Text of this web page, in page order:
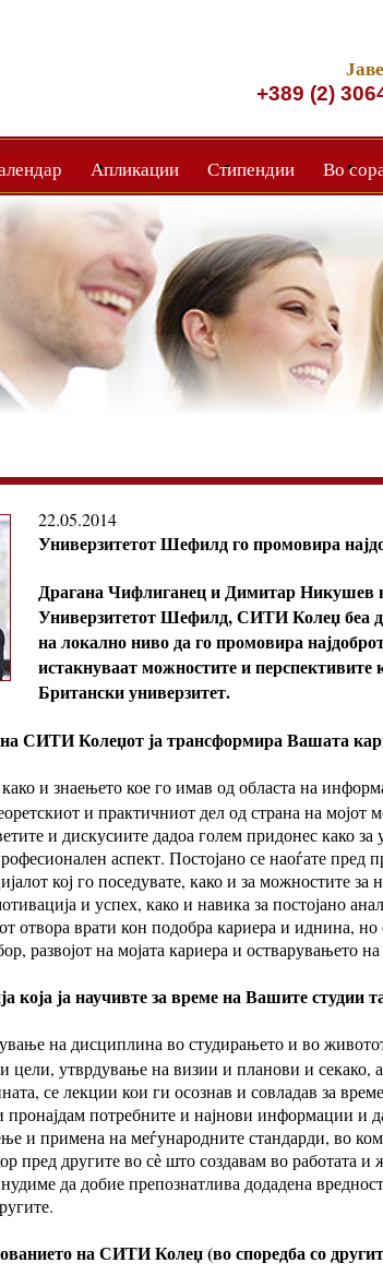
+389 (2)
Апликации Стипендии Во
22.05.2014
Универзитетот Шефилд го промовира
Драгана Чифлиганец и Димитар Никушев
Универзитетот Шефилд, СИТИ Колеџ беа
на локално ниво да го промовира
истакнуваат можностите и перспективите
Британски универзитет.
на СИТИ Колеџот ја трансформира Вашата
и знаењето кое го имав од областа на
и практичниот дел од страна на мојот
и дискусиите дадоа голем придонес како за
аспект. Постојано се наоѓате пред
кој го поседувате, како и за можностите
и успех, како и навика за постојано
врати кон подобра кариера и иднина, но
развојот на мојата кариера и остварувањето
која ја научивте за време на Вашите студии
на дисциплина во студирањето и во
цели, утврдување на визии и планови и секако,
се лекции кои ги осознав и совладав за
пронајдам потребните и најнови информации и
и примена на меѓународните стандарди, во
пред другите во сѐ што создавам во работата
да добие препознатлива додадена
на СИТИ Колеџ (во споредба со